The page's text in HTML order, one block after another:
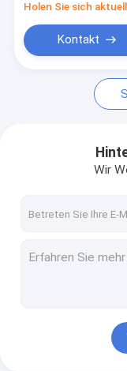
Kontakt
Soem-Kamera-
Globales
Kontakt
Wir